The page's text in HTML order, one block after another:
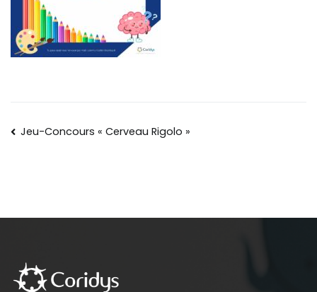
Jeu-Concours « Cerveau Rigolo »